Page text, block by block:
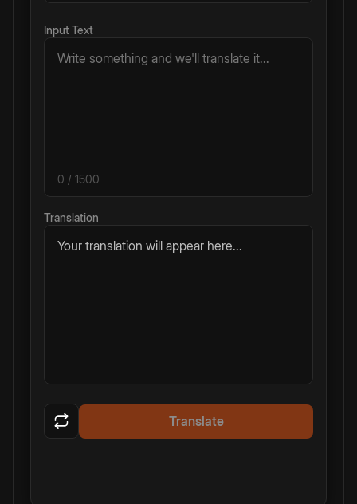
Input Text
0 / 1500
Translation
Your translation will appear here...
Translate